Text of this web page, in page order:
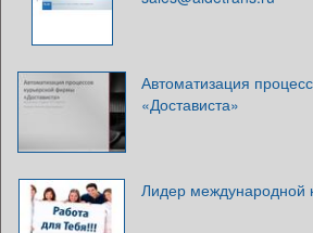
Автоматизация
«Достависта»
Лидер международной